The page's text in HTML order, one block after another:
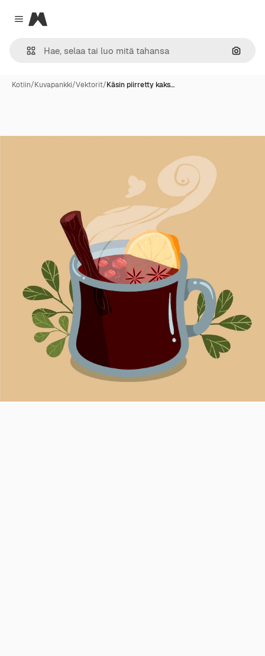
Close menu
Magnific
Hae
Kotiin/Kuvapankki/Vektorit/Käsin piirretty kaks…